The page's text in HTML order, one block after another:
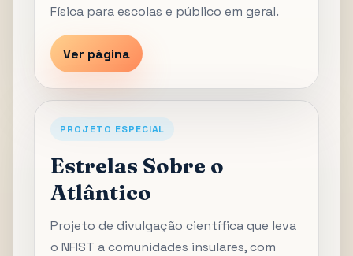
Física para escolas e público em geral.
Ver página
PROJETO ESPECIAL
Estrelas Sobre o
Atlântico
Projeto de divulgação científica que leva
o NFIST a comunidades insulares, com